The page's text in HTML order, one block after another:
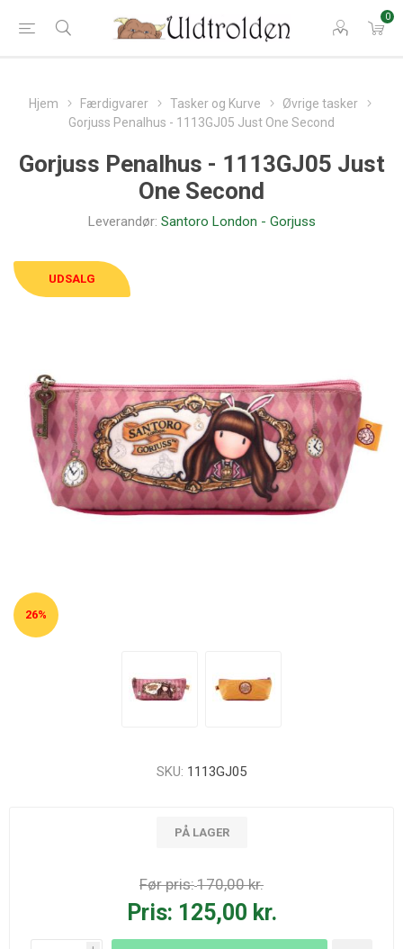
0
Hjem Færdigvarer Tasker og Kurve
Øvrige tasker
Gorjuss Penalhus - 1113GJ05 Just One Second
Gorjuss Penalhus - 1113GJ05 Just
One Second
Leverandør: Santoro London - Gorjuss
UDSALG
26%
SKU: 1113GJ05
PÅ LAGER
Før pris:170,00 kr.
Pris: 125,00 kr.